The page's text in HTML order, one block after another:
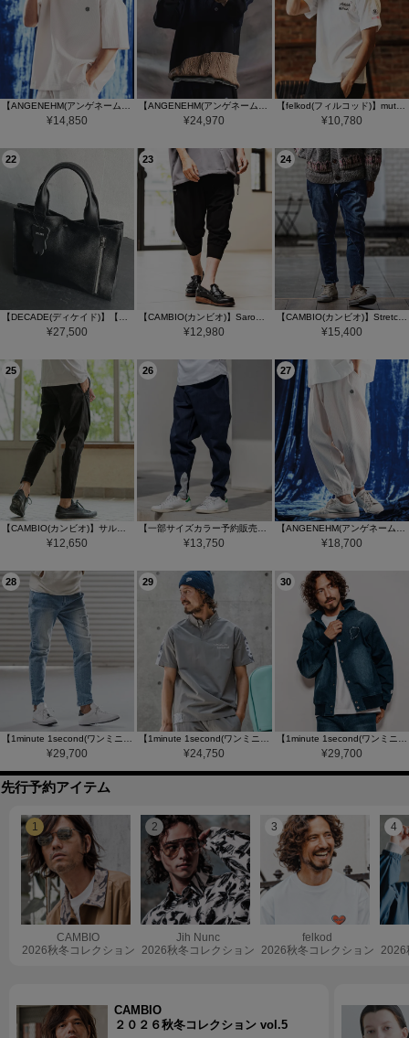
¥14,850 ¥24,970
【felkod(フィルコッド)】muta x ACANTHUS Collaboration Tee Tシャツ(F26S210)
¥10,780
22
¥27,500
23
¥12,980
24
【CAMBIO(カンビオ)】Stretch Denim Oval Rib Sarouel Tight Fit Pants サルエルデニムパンツ(A72926cmb)
¥15,400
25
¥12,650
26
¥13,750
27
¥18,700
28
【1minute 1second(ワンミニットワンセカンド)】【予約販売サイズ・カラーにより納期異なる】heart patched denim skinny pants デニムイージーパンツ(1M25F050)
¥29,700
29
【1minute 1second(ワンミニットワンセカンド)】nylon x knit line polo shirt ポロシャツ(1M26N030)
¥24,750
30
【1minute 1second(ワンミニットワンセカンド)】【予約販売11月上旬～中旬入荷】heart patch knit denim hooded parka ニットデニムパーカー (1M26A150)
¥29,700
先行予約アイテム
1
CAMBIO
2026秋冬コレクション
2
Jih Nunc
2026秋冬コレクション
3
felkod
2026秋冬コレクション
4
2026
CAMBIO
２０２６秋冬コレクション vol.5